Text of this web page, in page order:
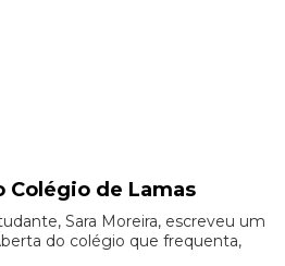
Colégio de Lamas
Sara Moreira, escreveu um
do colégio que frequenta,